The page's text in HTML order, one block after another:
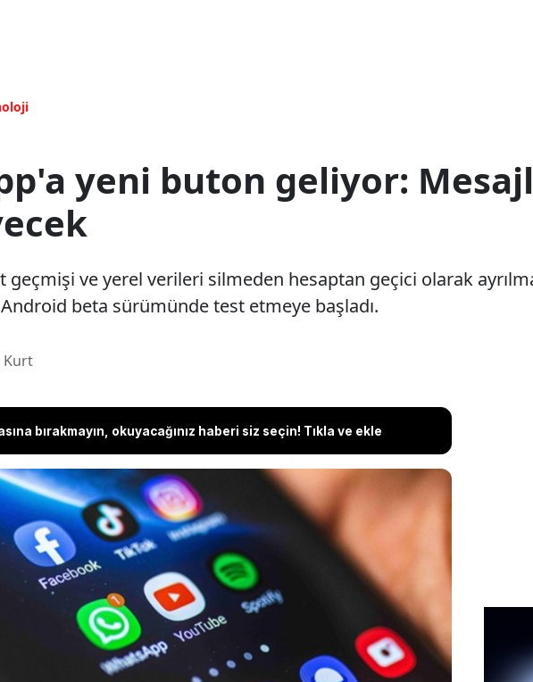
yeni buton geliyor:
ve yerel verileri silmeden hesaptan geçici olarak
beta sürümünde test etmeye başladı.
Kurt
bırakmayın, okuyacağınız haberi siz seçin! Tıkla ve ekle
WhatsApp, sohbet geçmişi ve yerel verileri silmeden
hesaptan geçici olarak ayrılmayı sağlayan yeni çıkış
yapma butonunu Android beta sürümünde test etmeye
başladı.